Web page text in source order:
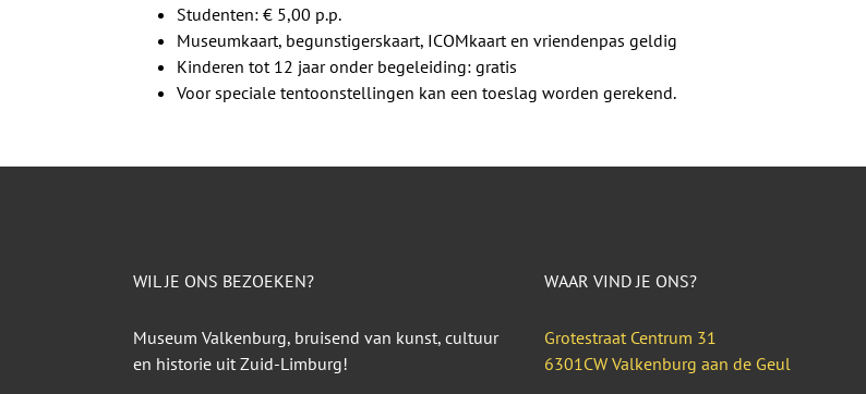
Studenten: € 5,00 p.p.
Museumkaart, begunstigerskaart, ICOMkaart en vriendenpas geldig
Kinderen tot 12 jaar onder begeleiding: gratis
Voor speciale tentoonstellingen kan een toeslag worden gerekend.
WIL JE ONS BEZOEKEN?
Museum Valkenburg, bruisend van kunst, cultuur
en historie uit Zuid-Limburg!
WAAR VIND JE ONS?
Grotestraat Centrum 31
6301CW Valkenburg aan de Geul